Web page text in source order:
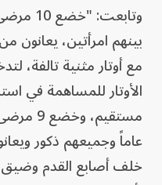
بينهم امرأتين،
مع أوتار مثنية
الأوتار للمساهمة في
عاماً وجميعهم ذكور
خلف أصابع القدم وضيق